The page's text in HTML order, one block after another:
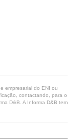
empresarial do ENI ou
contactando, para o
D&B. A Informa D&B tem